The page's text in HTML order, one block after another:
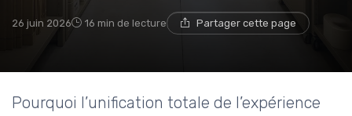
26 juin 2026 16 min de lecture Partager cette page
Pourquoi l’unification totale de l’expérience